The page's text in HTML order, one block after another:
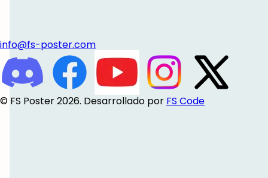
info@fs-poster.com
© FS Poster 2026. Desarrollado por FS Code